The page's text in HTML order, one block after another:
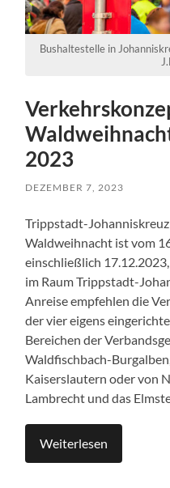
Bushaltestelle in
2023
DEZEMBER 7, 2023
Trippstadt-
Waldweihnacht ist vom
einschließlich
im Raum Trippstadt-
Anreise empfehlen die
der vier eigens
Bereichen der
Waldfischbach-
Kaiserslautern oder von
Lambrecht und das
Weiterlesen